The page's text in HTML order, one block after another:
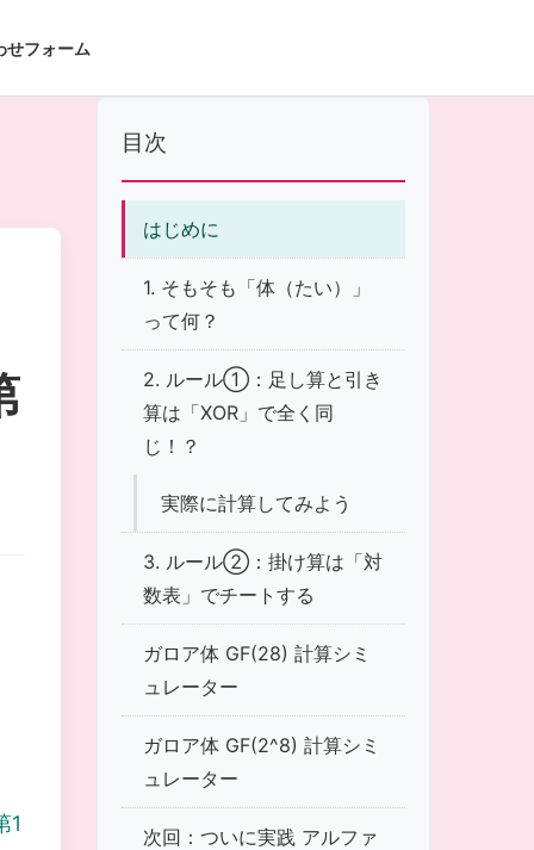
せフォーム
1
目次
はじめに
1. そもそも「体（たい）」
って何？
2. ルール①：足し算と引き
算は「XOR」で全く同
じ！？
実際に計算してみよう
3. ルール②：掛け算は「対
数表」でチートする
ガロア体 GF(28) 計算シミ
ュレーター
ガロア体 GF(2^8) 計算シミ
ュレーター
次回：ついに実践 アルファ